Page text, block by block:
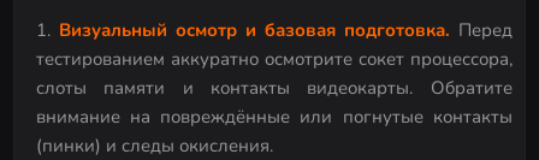
Визуальный осмотр и базовая подготовка. Перед
тестированием аккуратно осмотрите сокет процессора,
слоты памяти и контакты видеокарты. Обратите
внимание на повреждённые или погнутые контакты
(пинки) и следы окисления.